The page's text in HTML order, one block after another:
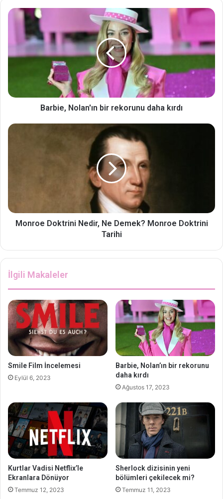
Barbie, Nolan'ın bir rekorunu daha kırdı
Monroe Doktrini Nedir, Ne Demek? Monroe Doktrini
Tarihi
İlgili Makaleler
Smile Film İncelemesi
Eylül 6, 2023
Barbie, Nolan’ın bir rekorunu
daha kırdı
Ağustos 17, 2023
Kurtlar Vadisi Netflix’le
Ekranlara Dönüyor
Temmuz 12, 2023
Sherlock dizisinin yeni
bölümleri çekilecek mi?
Temmuz 11, 2023